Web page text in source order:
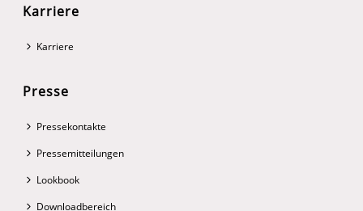
Karriere
Karriere
Presse
Pressekontakte
Pressemitteilungen
Lookbook
Downloadbereich